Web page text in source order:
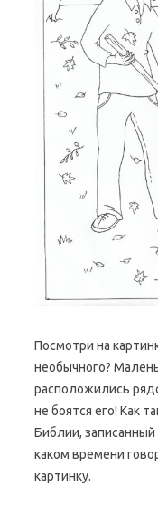
Посмотри на
необычного?
расположились
не боятся его! Как
Библии, записанный
каком времени
картинку.